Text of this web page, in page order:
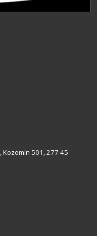
, Kozomín 501, 277 45